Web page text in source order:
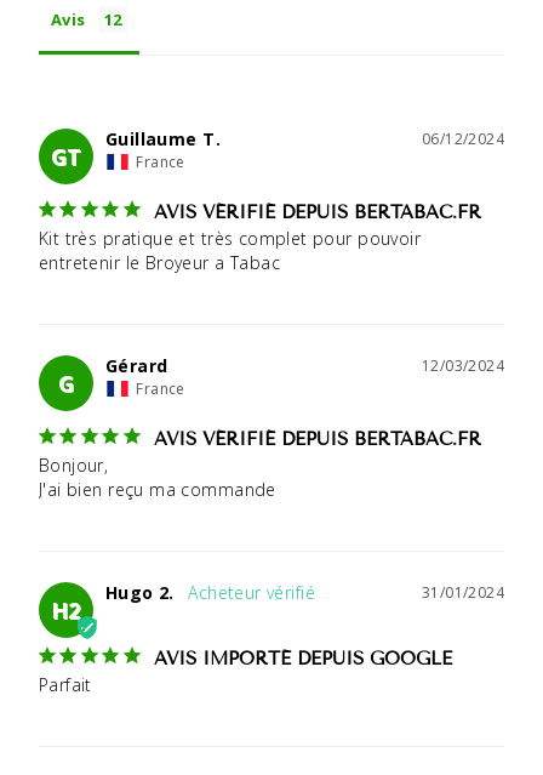
Avis
GT
06/12/2024
Guillaume T.
France
AVIS VÉRIFIÉ DEPUIS BERTABAC.FR
Kit très pratique et très complet pour pouvoir
entretenir le Broyeur a Tabac
G
12/03/2024
Gérard
France
AVIS VÉRIFIÉ DEPUIS BERTABAC.FR
Bonjour,
J'ai bien reçu ma commande
H2
31/01/2024
Hugo 2.
AVIS IMPORTÉ DEPUIS GOOGLE
Parfait